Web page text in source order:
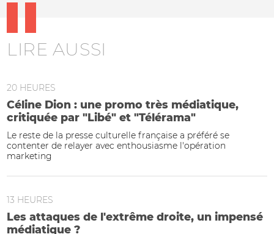
LIRE AUSSI
20 HEURES
Céline Dion : une promo très médiatique,
critiquée par "Libé" et "Télérama"
Le reste de la presse culturelle française a préféré se
contenter de relayer avec enthousiasme l'opération
marketing
13 HEURES
Les attaques de l'extrême droite, un impensé
médiatique ?